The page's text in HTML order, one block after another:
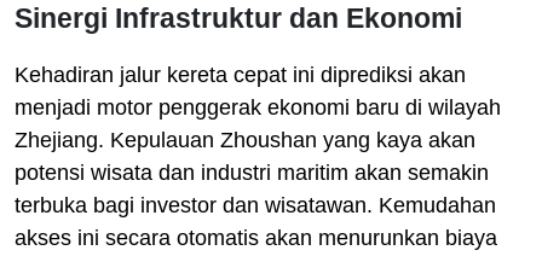
Sinergi Infrastruktur dan Ekonomi
Kehadiran jalur kereta cepat ini diprediksi akan
menjadi motor penggerak ekonomi baru di wilayah
Zhejiang. Kepulauan Zhoushan yang kaya akan
potensi wisata dan industri maritim akan semakin
terbuka bagi investor dan wisatawan. Kemudahan
akses ini secara otomatis akan menurunkan biaya